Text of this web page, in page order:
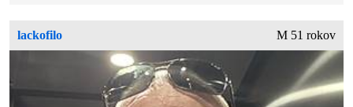
lackofilo M 51 rokov